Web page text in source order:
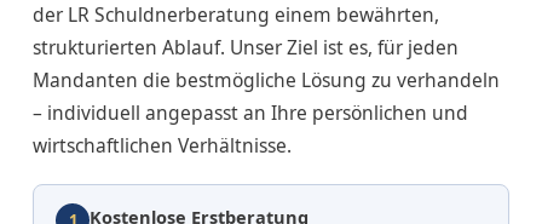
der LR Schuldnerberatung einem bewährten,
strukturierten Ablauf. Unser Ziel ist es, für jeden
Mandanten die bestmögliche Lösung zu verhandeln
– individuell angepasst an Ihre persönlichen und
wirtschaftlichen Verhältnisse.
Kostenlose Erstberatung